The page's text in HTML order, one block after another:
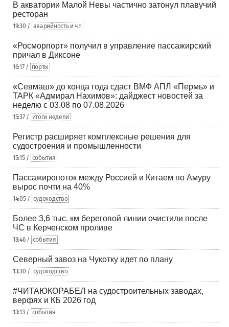
В акватории Малой Невы частично затонул плавучий
ресторан
19:30 / аварийность и чп
«Росморпорт» получил в управление пассажирский
причал в Диксоне
16:17 / порты
«Севмаш» до конца года сдаст ВМФ АПЛ «Пермь» и
ТАРК «Адмирал Нахимов»: дайджест новостей за
неделю с 03.08 по 07.08.2026
15:37 / итоги недели
Регистр расширяет комплексные решения для
судостроения и промышленности
15:15 / события
Пассажиропоток между Россией и Китаем по Амуру
вырос почти на 40%
14:05 / судоходство
Более 3,6 тыс. км береговой линии очистили после
ЧС в Керченском проливе
13:46 / события
Северный завоз на Чукотку идет по плану
13:30 / судоходство
#ЧИТАЮКОРАБЕЛ на судостроительных заводах,
верфях и КБ 2026 год
13:13 / события